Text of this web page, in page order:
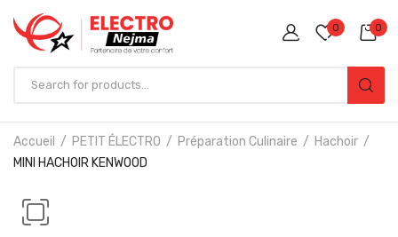
0 0
Accueil PETIT ÉLECTRO Préparation Culinaire
Hachoir
MINI HACHOIR KENWOOD